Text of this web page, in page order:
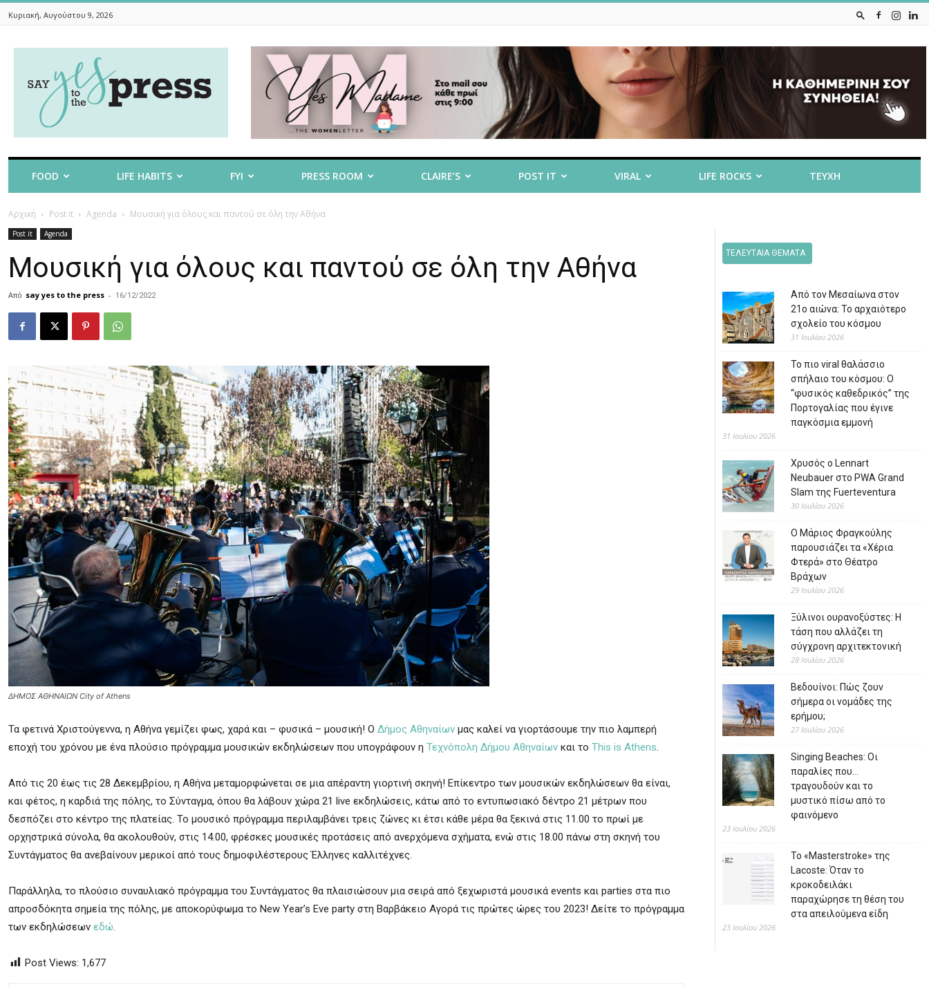
Κυριακή, Αυγούστου 9, 2026
To
The
FOOD LIFE HABITS FYI PRESS ROOM CLAIRE’S POST IT VIRAL LIFE ROCKS ΤΕΥΧΗ
Αρχική Post it Agenda Μουσική για όλους και παντού σε όλη την Αθήνα
Post it Agenda
Μουσική για όλους και παντού σε όλη την Αθήνα
Από say yes to the press - 16/12/2022
ΔΗΜΟΣ ΑΘΗΝΑΙΩΝ City of Athens
Τα φετινά Χριστούγεννα, η Αθήνα γεμίζει φως, χαρά και – φυσικά – μουσική! Ο Δήμος Αθηναίων μας καλεί να γιορτάσουμε την πιο λαμπερή
εποχή του χρόνου με ένα πλούσιο πρόγραμμα μουσικών εκδηλώσεων που υπογράφουν η Τεχνόπολη Δήμου Αθηναίων και το This is Athens.
Από τις 20 έως τις 28 Δεκεμβρίου, η Αθήνα μεταμορφώνεται σε μια απέραντη γιορτινή σκηνή! Επίκεντρο των μουσικών εκδηλώσεων θα είναι,
και φέτος, η καρδιά της πόλης, το Σύνταγμα, όπου θα λάβουν χώρα 21 live εκδηλώσεις, κάτω από το εντυπωσιακό δέντρο 21 μέτρων που
δεσπόζει στο κέντρο της πλατείας. Το μουσικό πρόγραμμα περιλαμβάνει τρεις ζώνες κι έτσι κάθε μέρα θα ξεκινά στις 11.00 το πρωί με
ορχηστρικά σύνολα, θα ακολουθούν, στις 14.00, φρέσκες μουσικές προτάσεις από ανερχόμενα σχήματα, ενώ στις 18.00 πάνω στη σκηνή του
Συντάγματος θα ανεβαίνουν μερικοί από τους δημοφιλέστερους Έλληνες καλλιτέχνες.
Παράλληλα, το πλούσιο συναυλιακό πρόγραμμα του Συντάγματος θα πλαισιώσουν μια σειρά από ξεχωριστά μουσικά events και parties στα πιο
απροσδόκητα σημεία της πόλης, με αποκορύφωμα το New Year’s Eve party στη Βαρβάκειο Αγορά τις πρώτες ώρες του 2023! Δείτε το πρόγραμμα
των εκδηλώσεων εδώ.
Post Views: 1,677
ΤΕΛΕΥΤΑΙΑ ΘΕΜΑΤΑ
Από τον Μεσαίωνα στον
21ο αιώνα: Το αρχαιότερο
σχολείο του κόσμου
31 Ιουλίου 2026
Το πιο viral θαλάσσιο
σπήλαιο του κόσμου: Ο
“φυσικός καθεδρικός” της
Πορτογαλίας που έγινε
παγκόσμια εμμονή
31 Ιουλίου 2026
Χρυσός ο Lennart
Neubauer στο PWA Grand
Slam της Fuerteventura
30 Ιουλίου 2026
Ο Μάριος Φραγκούλης
παρουσιάζει τα «Χέρια
Φτερά» στο Θέατρο
Βράχων
29 Ιουλίου 2026
Ξύλινοι ουρανοξύστες: Η
τάση που αλλάζει τη
σύγχρονη αρχιτεκτονική
28 Ιουλίου 2026
Βεδουίνοι: Πώς ζουν
σήμερα οι νομάδες της
ερήμου;
27 Ιουλίου 2026
Singing Beaches: Οι
παραλίες που…
τραγουδούν και το
μυστικό πίσω από το
φαινόμενο
23 Ιουλίου 2026
Το «Masterstroke» της
Lacoste: Όταν το
κροκοδειλάκι
παραχώρησε τη θέση του
στα απειλούμενα είδη
23 Ιουλίου 2026